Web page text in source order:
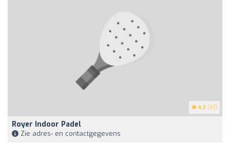
4.3 (47)
Royer Indoor Padel
Zie adres- en contactgegevens